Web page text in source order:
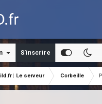
S’inscrire
| Le serveur Corbeille